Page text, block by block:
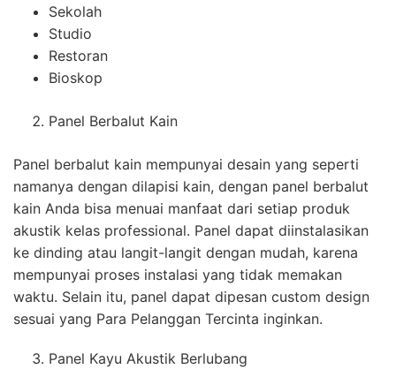
Sekolah
Studio
Restoran
Bioskop
Panel Berbalut Kain
Panel berbalut kain mempunyai desain yang seperti
namanya dengan dilapisi kain, dengan panel berbalut
kain Anda bisa menuai manfaat dari setiap produk
akustik kelas professional. Panel dapat diinstalasikan
ke dinding atau langit-langit dengan mudah, karena
mempunyai proses instalasi yang tidak memakan
waktu. Selain itu, panel dapat dipesan custom design
sesuai yang Para Pelanggan Tercinta inginkan.
Panel Kayu Akustik Berlubang